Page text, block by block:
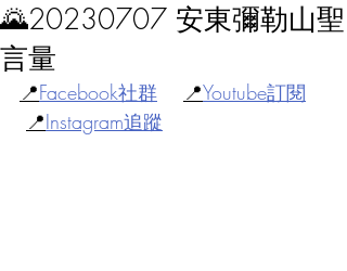
🌄20230707 安東彌勒山聖
言量
📍Facebook社群 📍Youtube訂閱
📍Instagram追蹤